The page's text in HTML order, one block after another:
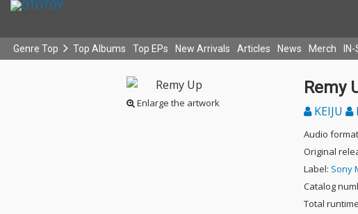
Genre Top Top Albums Top EPs New Arrivals Articles News Merch
Enlarge the artwork
Remy
KEIJU
Audio
Original
Label: Sony
Catalog
Total